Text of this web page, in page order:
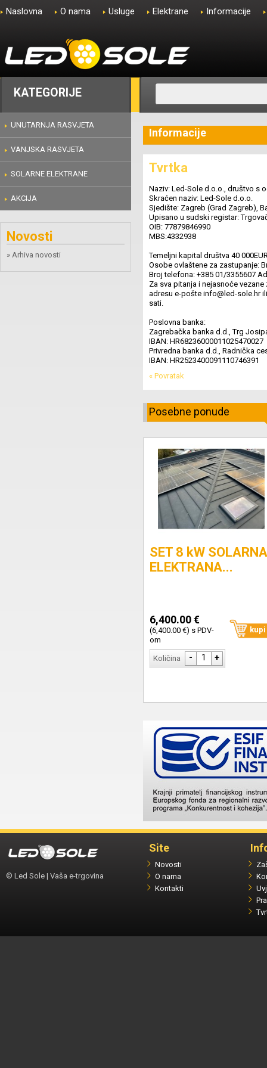
Naslovna O nama Usluge Elektrane Informacije
KATEGORIJE
UNUTARNJA RASVJETA
VANJSKA RASVJETA
SOLARNE ELEKTRANE
AKCIJA
Novosti
» Arhiva novosti
Informacije
Tvrtka
Naziv: Led-Sole d.o.o., društvo s
Skraćen naziv: Led-Sole d.o.o.
Sjedište: Zagreb (Grad Zagreb),
Upisano u sudski registar:
OIB: 77879846990
MBS:4332938
Temeljni kapital društva 40
Osobe ovlaštene za zastupanje:
Broj telefona: +385 01/3355607
Za sva pitanja i nejasnoće
adresu e-pošte info@led-sole.hr
sati.
Poslovna banka:
Zagrebačka banka d.d., Trg
IBAN: HR68236000011025470027
Privredna banka d.d., Radnička
IBAN: HR2523400091110746391
« Povratak
Posebne ponude
SET 8 kW SOLARNA
ELEKTRANA...
6,400.00 €
(6,400.00 €) s PDV-
om
Količina - 1 +
kupi
© Led Sole | Vaša e-trgovina
Site
Novosti
O nama
Kontakti